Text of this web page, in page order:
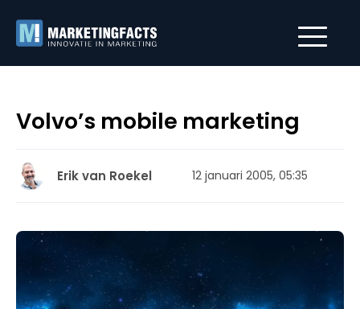
Volvo’s mobile marketing
Erik van Roekel 12 januari 2005, 05:35